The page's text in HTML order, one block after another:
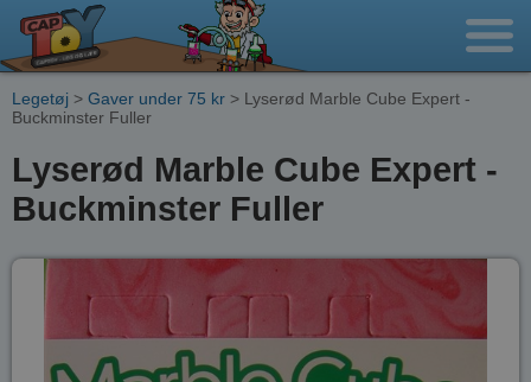
Legetøj > Gaver under 75 kr > Lyserød Marble Cube Expert -
Buckminster Fuller
Lyserød Marble Cube Expert -
Buckminster Fuller